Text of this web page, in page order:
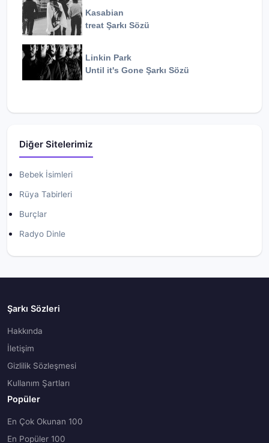
Kasabian
treat Şarkı Sözü
Linkin Park
Until it's Gone Şarkı Sözü
Diğer Sitelerimiz
Bebek İsimleri
Rüya Tabirleri
Burçlar
Radyo Dinle
Şarkı Sözleri
Hakkında
İletişim
Gizlilik Sözleşmesi
Kullanım Şartları
Popüler
En Çok Okunan 100
En Popüler 100